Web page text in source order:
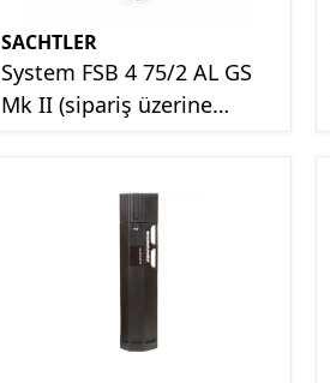
SACHTLER
System FSB 4 75/2 AL GS
Mk II (sipariş üzerine